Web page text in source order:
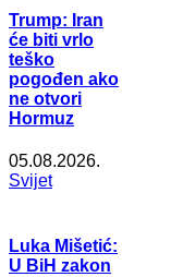
Trump: Iran
će biti vrlo
teško
pogođen ako
ne otvori
Hormuz
05.08.2026.
Svijet
Luka Mišetić:
U BiH zakon